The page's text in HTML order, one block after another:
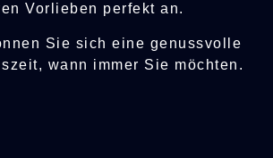
Vorlieben perfekt an.
Sie sich eine genussvolle
wann immer Sie möchten.